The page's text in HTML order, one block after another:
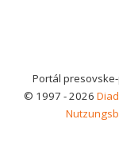
Portál
© 1997 - 2026